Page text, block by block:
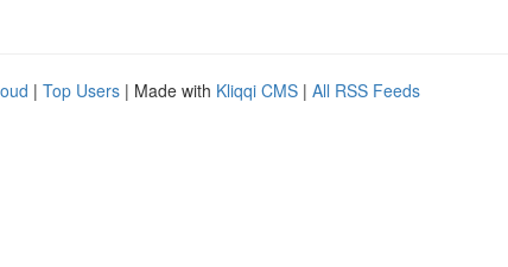
| Top Users | Made with Kliqqi CMS | All RSS Feeds